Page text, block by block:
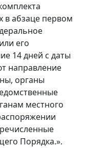
в абзаце первом
его
14 дней с даты
направление
органы
местного
Порядка.».